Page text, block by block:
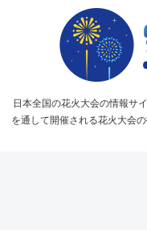
日本全国の花火大会の情報サ
を通して開催される花火大会